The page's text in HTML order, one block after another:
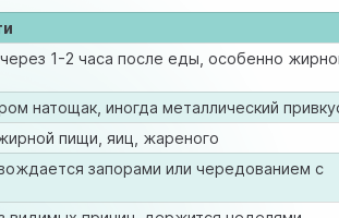
1-2 часа после еды, особенно
натощак, иногда металлический
пищи, яиц, жареного
запорами или чередованием с